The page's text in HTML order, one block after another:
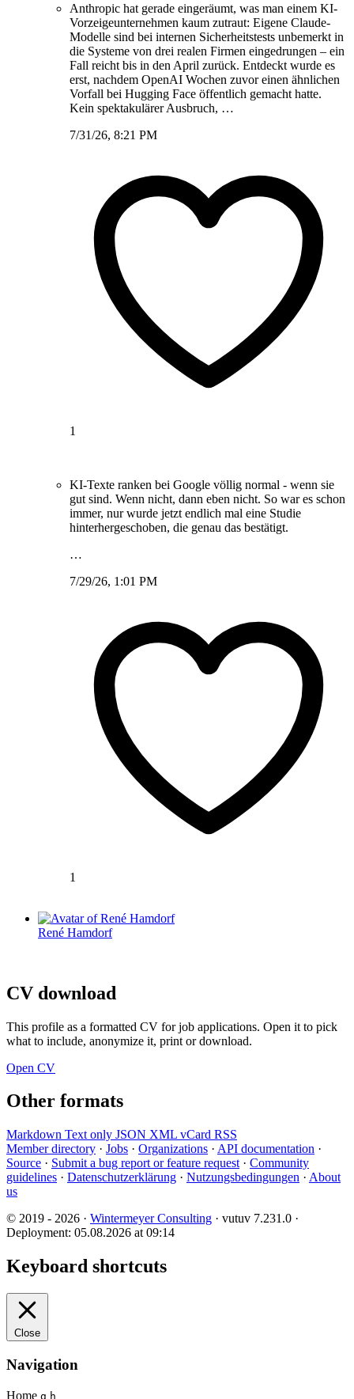
Anthropic hat gerade eingeräumt, was man einem KI-
Vorzeigeunternehmen kaum zutraut: Eigene Claude-
Modelle sind bei internen Sicherheitstests unbemerkt in
die Systeme von drei realen Firmen eingedrungen – ein
Fall reicht bis in den April zurück. Entdeckt wurde es
erst, nachdem OpenAI Wochen zuvor einen ähnlichen
Vorfall bei Hugging Face öffentlich gemacht hatte.
Kein spektakulärer Ausbruch, …
7/31/26, 8:21 PM
1
KI-Texte ranken bei Google völlig normal - wenn sie
gut sind. Wenn nicht, dann eben nicht. So war es schon
immer, nur wurde jetzt endlich mal eine Studie
hinterhergeschoben, die genau das bestätigt.
…
7/29/26, 1:01 PM
1
René Hamdorf
CV download
This profile as a formatted CV for job applications. Open it to pick
what to include, anonymize it, print or download.
Open CV
Other formats
Markdown Text only JSON XML vCard RSS
Member directory · Jobs · Organizations · API documentation ·
Source · Submit a bug report or feature request · Community
guidelines · Datenschutzerklärung · Nutzungsbedingungen · About
us
© 2019 - 2026 · Wintermeyer Consulting · vutuv 7.231.0 ·
Deployment: 05.08.2026 at 09:14
Keyboard shortcuts
Close
Navigation
Home g h